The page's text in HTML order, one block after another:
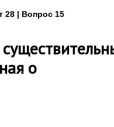
28 | Вопрос 15
о